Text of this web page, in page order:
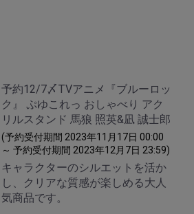
予約12/7〆TVアニメ『ブルーロッ
ク』 ぷゆこれっ おしゃべり アク
リルスタンド 馬狼 照英&凪 誠士郎
(予約受付期間 2023年11月17日 00:00
～ 予約受付期間 2023年12月7日 23:59)
キャラクターのシルエットを活か
し、クリアな質感が楽しめる大人
気商品です。